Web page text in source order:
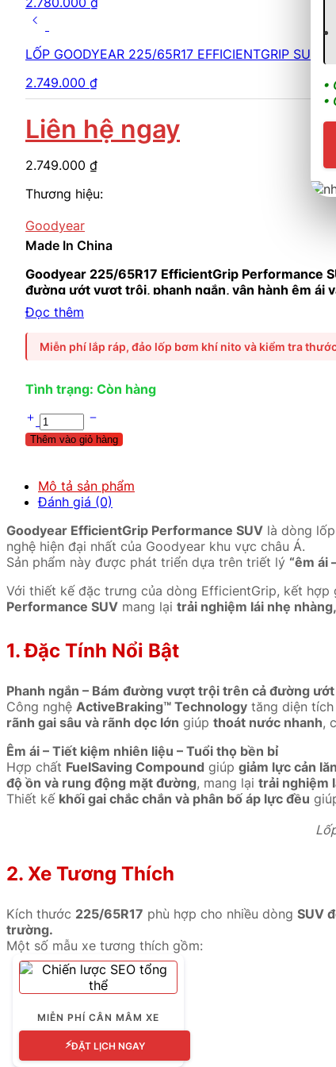
Liên hệ ngay
LỐP GOODYEAR 225/65R17 EFFICIENTGRIP SUV
2.749.000 ₫
Made In China
2.749.000 ₫
Thương hiệu:
Goodyear
Goodyear 225/65R17 EfficientGrip Performance
đường ướt vượt trội, phanh ngắn, vận hành êm ái
ưu nhiên liệu và tăng tuổi thọ lốp.
Đọc thêm
Miễn phí lắp ráp, đảo lốp bơm khí nito và kiểm tra
Tình trạng: Còn hàng
Thêm vào giỏ hàng
Mô tả sản phẩm
Đánh giá (0)
Goodyear EfficientGrip Performance SUV là dòng lốp
nghệ hiện đại nhất của Goodyear khu vực châu Á.
Sản phẩm này được phát triển dựa trên triết lý “êm ái
Với thiết kế đặc trưng của dòng EfficientGrip, kết hợp
Performance SUV mang lại trải nghiệm lái nhẹ
1. Đặc Tính Nổi Bật
Phanh ngắn – Bám đường vượt trội trên cả đường
Công nghệ ActiveBraking™ Technology tăng diện
rãnh gai sâu và rãnh dọc lớn giúp thoát nước nhanh,
Êm ái – Tiết kiệm nhiên liệu – Tuổi thọ bền bỉ
Hợp chất FuelSaving Compound giúp giảm lực cản lăn
độ ồn và rung động mặt đường, mang lại trải nghiệm
Thiết kế khối gai chắc chắn và phân bố áp lực đều
2. Xe Tương Thích
Kích thước 225/65R17 phù hợp cho nhiều dòng SUV
trường.
Một số mẫu xe tương thích gồm:
Mazda CX-5
Toyota RAV4
Hyundai Tucson
•
•
MIỄN PHÍ CÂN MÂM XE
⚡ĐẶT LỊCH NGAY